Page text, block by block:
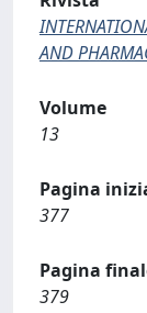
AND
Volume
13
Pagina
377
Pagina
379